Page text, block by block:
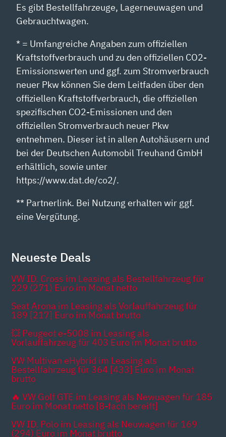
Es gibt Bestellfahrzeuge, Lagerneuwagen und
Gebrauchtwagen.
* = Umfangreiche Angaben zum offiziellen
Kraftstoffverbrauch und zu den offiziellen CO2-
Emissionswerten und ggf. zum Stromverbrauch
neuer Pkw können Sie dem Leitfaden über den
offiziellen Kraftstoffverbrauch, die offiziellen
spezifischen CO2-Emissionen und den
offiziellen Stromverbrauch neuer Pkw
entnehmen. Dieser ist in allen Autohäusern und
bei der Deutschen Automobil Treuhand GmbH
erhältlich, sowie unter
https://www.dat.de/co2/.
** Partnerlink. Bei Nutzung erhalten wir ggf.
eine Vergütung.
Neueste Deals
VW ID. Cross im Leasing als Bestellfahrzeug für
229 (271) Euro im Monat netto
Seat Arona im Leasing als Vorlauffahrzeug für
189 [217] Euro im Monat brutto
💥 Peugeot e-5008 im Leasing als
Vorlauffahrzeug für 403 Euro im Monat brutto
VW Multivan eHybrid im Leasing als
Bestellfahrzeug für 364 [433] Euro im Monat
brutto
🔥 VW Golf GTE im Leasing als Newuagen für 185
Euro im Monat netto [8-fach bereift]
VW ID. Polo im Leasing als Neuwagen für 169
(294) Euro im Monat brutto